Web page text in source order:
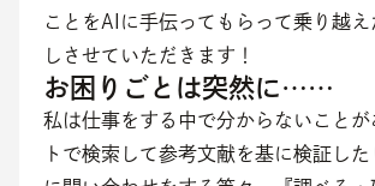
ことをAIに手伝ってもらって乗り越
しさせていただきます！
お困りごとは突然に……
私は仕事をする中で分からないことが
トで検索して参考文献を基に検証した